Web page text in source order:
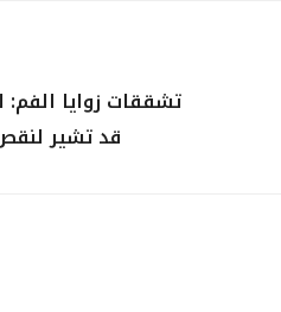
تشققات زوايا
قد تشير